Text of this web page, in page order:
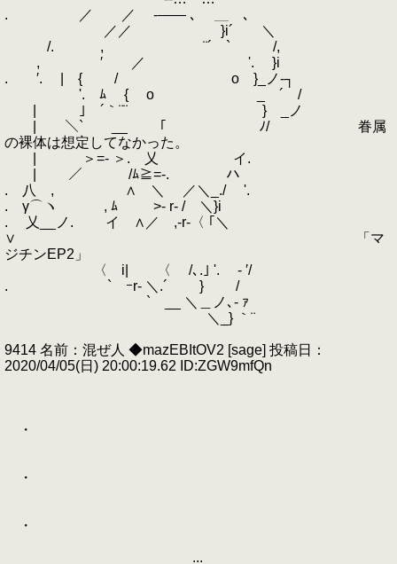
. ／ ／ -―― ､ ＿ ､
／／ }i´ ＼
/. , ¨´ ` /,
, ′ ／ '. }i
. ′. | { / o }_ノ‐┐
'. ﾑ { o _ ´ /
| ｣ ´｀¨¨ } _ノ
| ＼` __ ｢ ﾉ/ 眷属
の裸体は想定してなかった。
| ＞=- ＞. 乂 イ.
| ／ /ﾑ≧=-. ハ
. 八 , ∧ ＼ ／＼_./ '.
. γ⌒ヽ , ﾑ >‐ r‐ / ＼}i
. 乂__ノ. イ ∧／ ,-r‐〈 ｢＼
∨ 「マ
ジチンEP2」
〈 i| 〈 /､.｣ '. ‐ ′/
. ` ｰr‐ ＼.´ } /
` __ ＼＿ノ､‐ ｧ
＼_} ｀¨
9414 名前：混ぜ人 ◆mazEBItOV2 [sage] 投稿日：
2020/04/05(日) 20:00:19.62 ID:ZGW9mfQn
・
・
・
...